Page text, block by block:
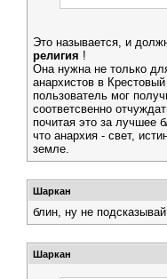
Это называется, и
религия !
Она нужна не только
анархистов в
пользователь мог
соответсвенно
почитая это за лучшее
что анархия - свет,
земле.
Шаркан
блин, ну не
Шаркан